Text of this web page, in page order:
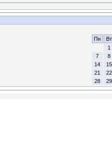
Пн
Вт
1
7
8
14
15
21
22
28
29